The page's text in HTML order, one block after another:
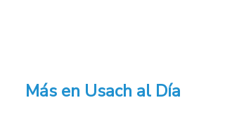
Más en Usach al Día